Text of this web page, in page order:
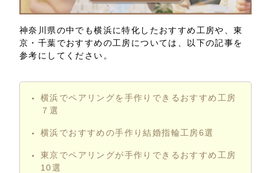
神奈川県の中でも横浜に特化したおすすめ工房や、東
京・千葉でおすすめの工房については、以下の記事を
参考にしてください。
横浜でペアリングを手作りできるおすすめ工房
７選
横浜でおすすめの手作り結婚指輪工房6選
東京でペアリングが手作りできるおすすめ工房
10選